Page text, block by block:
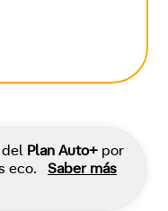
del Plan Auto+ por
eco.
Saber más